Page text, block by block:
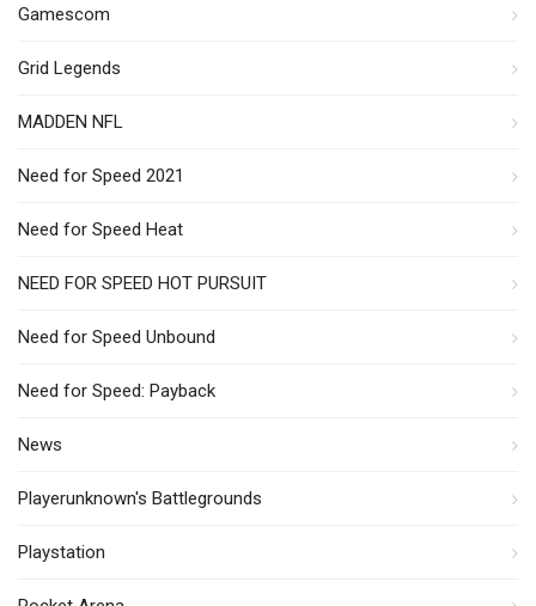
Gamescom
Grid Legends
MADDEN NFL
Need for Speed 2021
Need for Speed Heat
NEED FOR SPEED HOT PURSUIT
Need for Speed Unbound
Need for Speed: Payback
News
Playerunknown's Battlegrounds
Playstation